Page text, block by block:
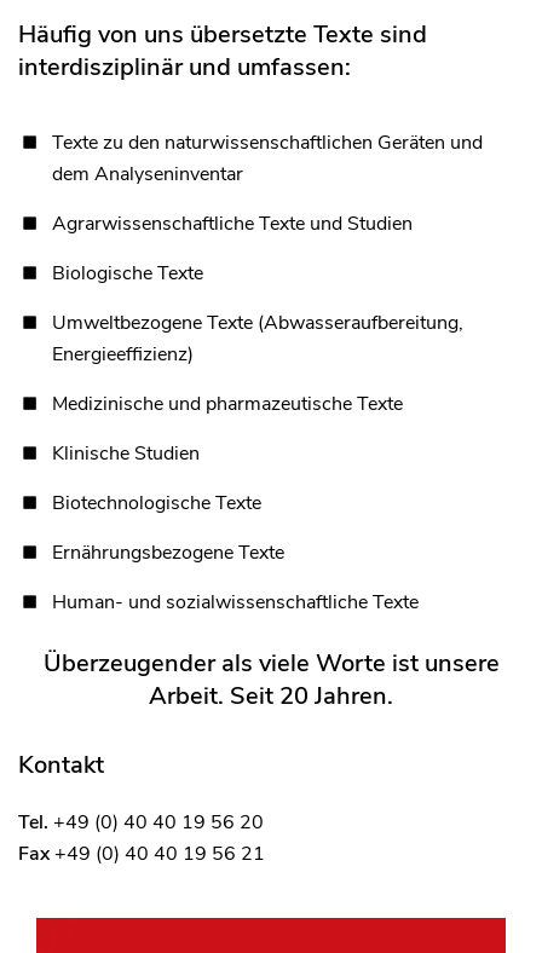
Häufig von uns übersetzte Texte sind
interdisziplinär und umfassen:
Texte zu den naturwissenschaftlichen Geräten und
dem Analyseninventar
Agrarwissenschaftliche Texte und Studien
Biologische Texte
Umweltbezogene Texte (Abwasseraufbereitung,
Energieeffizienz)
Medizinische und pharmazeutische Texte
Klinische Studien
Biotechnologische Texte
Ernährungsbezogene Texte
Human- und sozialwissenschaftliche Texte
Überzeugender als viele Worte ist unsere
Arbeit. Seit 20 Jahren.
Kontakt
Tel. +49 (0) 40 40 19 56 20
Fax+49 (0) 40 40 19 56 21